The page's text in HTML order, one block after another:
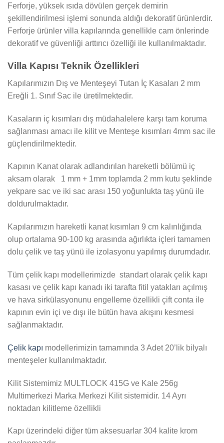
Ferforje, yüksek ısıda dövülen gerçek demirin
şekillendirilmesi işlemi sonunda aldığı dekoratif ürünlerdir.
Ferforje ürünler villa kapılarında genellikle cam önlerinde
dekoratif ve güvenliği arttırıcı özelliği ile kullanılmaktadır.
Villa Kapısı Teknik Özellikleri
Kapılarımızın Dış ve Menteşeyi Tutan İç Kasaları 2 mm
Ereğli 1. Sınıf Sac ile üretilmektedir.
Kasaların iç kısımları dış müdahalelere karşı tam koruma
sağlanması amacı ile kilit ve Menteşe kısımları 4mm sac ile
güçlendirilmektedir.
Kapının Kanat olarak adlandırılan hareketli bölümü iç
aksam olarak 1 mm + 1mm toplamda 2 mm kutu şeklinde
yekpare sac ve iki sac arası 150 yoğunlukta taş yünü ile
doldurulmaktadır.
Kapılarımızın hareketli kanat kısımları 9 cm kalınlığında
olup ortalama 90-100 kg arasında ağırlıkta içleri tamamen
dolu çelik ve taş yünü ile izolasyonu yapılmış durumdadır.
Tüm çelik kapı modellerimizde standart olarak çelik kapı
kasası ve çelik kapı kanadı iki tarafta fitil yatakları açılmış
ve hava sirkülasyonunu engelleme özellikli çift conta ile
kapının evin içi ve dışı ile bütün hava akışını kesmesi
sağlanmaktadır.
Çelik kapı modellerimizin tamamında 3 Adet 20’lik bilyalı
menteşeler kullanılmaktadır.
Kilit Sistemimiz MULTLOCK 415G ve Kale 256g
Multimerkezi Marka Merkezi Kilit sistemidir. 14 Ayrı
noktadan kilitleme özellikli
Kapı üzerindeki diğer tüm aksesuarlar 304 kalite krom